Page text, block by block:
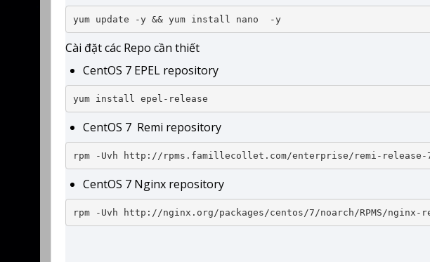
yum update -y && yum install nano  -y
Cài đặt các Repo cần thiết
CentOS 7 EPEL repository
yum install epel-release
CentOS 7 Remi repository
rpm -Uvh http://rpms.famillecollet.com/enterprise/remi-release-
CentOS 7 Nginx repository
rpm -Uvh http://nginx.org/packages/centos/7/noarch/RPMS/nginx-